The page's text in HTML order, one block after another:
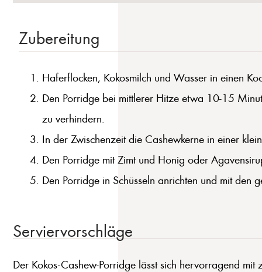
Zubereitung
Haferflocken, Kokosmilch und Wasser in einen
Den Porridge bei mittlerer Hitze etwa 10-15
zu verhindern.
In der Zwischenzeit die Cashewkerne in einer
Den Porridge mit Zimt und Honig oder
Den Porridge in Schüsseln anrichten und mit den
Serviervorschläge
Der Kokos-Cashew-Porridge lässt sich hervorragend